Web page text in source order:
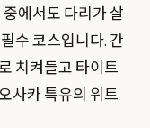
에서도 다리가 살
수 코스입니다. 간
치켜들고 타이트
사카 특유의 위트